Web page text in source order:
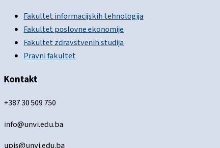
Fakultet informacijskih tehnologija
Fakultet poslovne ekonomije
Fakultet zdravstvenih studija
Pravni fakultet
Kontakt
+387 30 509 750
info@unvi.edu.ba
upis@unvi.edu.ba